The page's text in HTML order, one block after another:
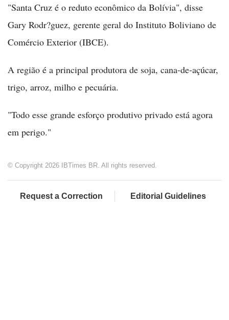
"Santa Cruz é o reduto econômico da Bolívia", disse
Gary Rodr?guez, gerente geral do Instituto Boliviano de
Comércio Exterior (IBCE).
A região é a principal produtora de soja, cana-de-açúcar,
trigo, arroz, milho e pecuária.
"Todo esse grande esforço produtivo privado está agora
em perigo."
© Copyright 2026 IBTimes BR. All rights reserved.
Request a Correction Editorial Guidelines